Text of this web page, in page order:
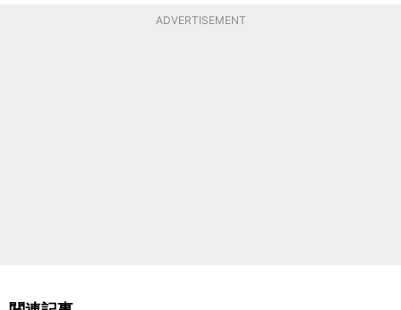
ADVERTISEMENT